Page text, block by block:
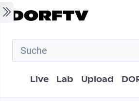
Skip to main content
Hauptnavigation
Live Lab Upload